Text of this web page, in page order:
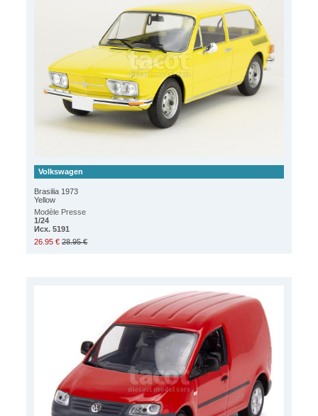
Volkswagen
Brasilia 1973
Yellow
Modèle Presse
1/24
Исх. 5191
26.95 € 28.95 €